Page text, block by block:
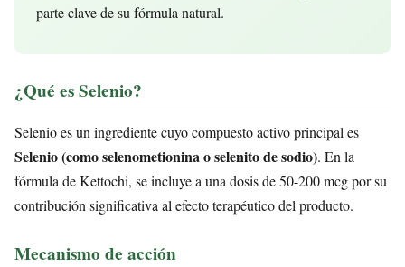
parte clave de su fórmula natural.
¿Qué es Selenio?
Selenio es un ingrediente cuyo compuesto activo principal es
Selenio (como selenometionina o selenito de sodio). En la
fórmula de Kettochi, se incluye a una dosis de 50-200 mcg por su
contribución significativa al efecto terapéutico del producto.
Mecanismo de acción